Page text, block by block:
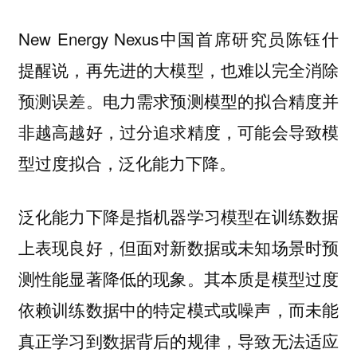
New Energy Nexus中国首席研究员陈钰什
提醒说，再先进的大模型，也难以完全消除
预测误差。电力需求预测模型的拟合精度并
非越高越好，过分追求精度，可能会导致模
型过度拟合，泛化能力下降。
泛化能力下降是指机器学习模型在训练数据
上表现良好，但面对新数据或未知场景时预
测性能显著降低的现象。其本质是模型过度
依赖训练数据中的特定模式或噪声，而未能
真正学习到数据背后的规律，导致无法适应